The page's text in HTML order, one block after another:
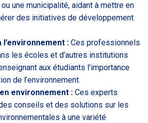
une municipalité, aidant à mettre en
des initiatives de développement
l’environnement : Ces professionnels
les écoles et d’autres institutions
aux étudiants l’importance
de l’environnement.
environnement : Ces experts
conseils et des solutions sur les
à une variété